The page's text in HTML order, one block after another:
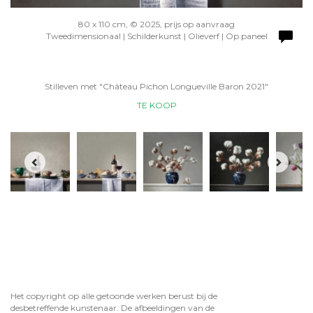
80 x 110 cm, © 2025, prijs op aanvraag
Tweedimensionaal | Schilderkunst | Olieverf | Op paneel
Stilleven met "Château Pichon Longueville Baron 2021"
TE KOOP
Het copyright op alle getoonde werken berust bij de
desbetreffende kunstenaar. De afbeeldingen van de